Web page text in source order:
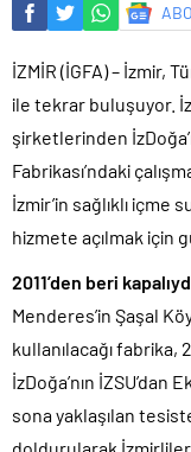
İZMİR (İGFA) – İzmir,
ile tekrar buluşuyor.
şirketlerinden
Fabrikası’ndaki
İzmir’in sağlıklı içme
hizmete açılmak için
2011’den beri
Menderes’in Şaşal
kullanılacağı fabrika,
İzDoğa’nın İZSU’dan
sona yaklaşılan